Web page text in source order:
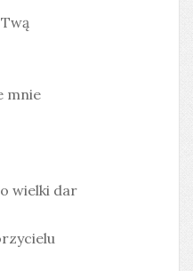
mnie
wielki dar